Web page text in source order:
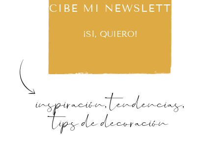
RECIBE MI NEWSLETTER
¡SÍ, QUIERO!
inspiración, tendencias,
tips de decoración